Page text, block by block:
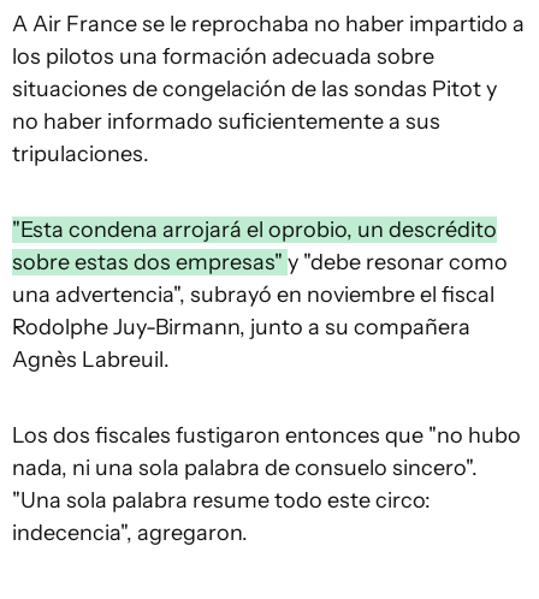
A Air France se le reprochaba no haber impartido a
los pilotos una formación adecuada sobre
situaciones de congelación de las sondas Pitot y
no haber informado suficientemente a sus
tripulaciones.
"Esta condena arrojará el oprobio, un descrédito
sobre estas dos empresas" y "debe resonar como
una advertencia", subrayó en noviembre el fiscal
Rodolphe Juy-Birmann, junto a su compañera
Agnès Labreuil.
Los dos fiscales fustigaron entonces que "no hubo
nada, ni una sola palabra de consuelo sincero".
"Una sola palabra resume todo este circo:
indecencia", agregaron.